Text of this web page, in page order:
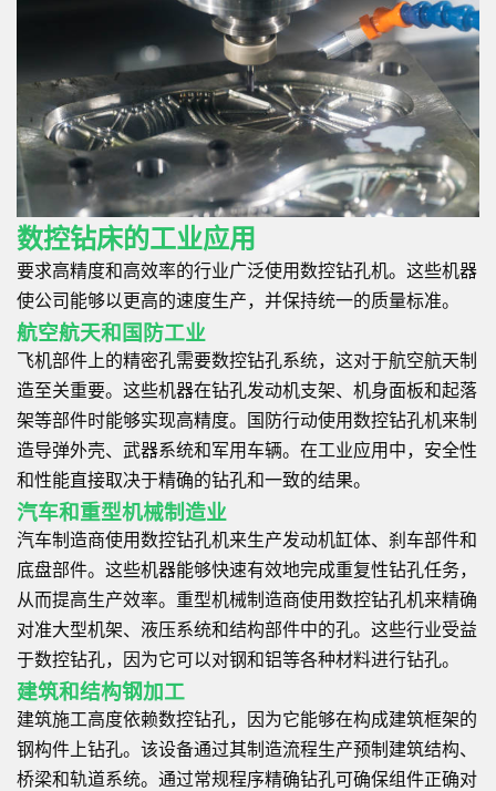
数控钻床的工业应用
要求高精度和高效率的行业广泛使用数控钻孔机。这些机器
使公司能够以更高的速度生产，并保持统一的质量标准。
航空航天和国防工业
飞机部件上的精密孔需要数控钻孔系统，这对于航空航天制
造至关重要。这些机器在钻孔发动机支架、机身面板和起落
架等部件时能够实现高精度。国防行动使用数控钻孔机来制
造导弹外壳、武器系统和军用车辆。在工业应用中，安全性
和性能直接取决于精确的钻孔和一致的结果。
汽车和重型机械制造业
汽车制造商使用数控钻孔机来生产发动机缸体、刹车部件和
底盘部件。这些机器能够快速有效地完成重复性钻孔任务，
从而提高生产效率。重型机械制造商使用数控钻孔机来精确
对准大型机架、液压系统和结构部件中的孔。这些行业受益
于数控钻孔，因为它可以对钢和铝等各种材料进行钻孔。
建筑和结构钢加工
建筑施工高度依赖数控钻孔，因为它能够在构成建筑框架的
钢构件上钻孔。该设备通过其制造流程生产预制建筑结构、
桥梁和轨道系统。通过常规程序精确钻孔可确保组件正确对